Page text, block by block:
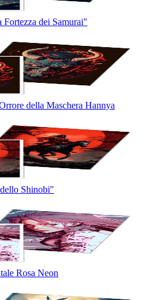
dei Samurai"
della Maschera Hannya
Shinobi"
Rosa Neon